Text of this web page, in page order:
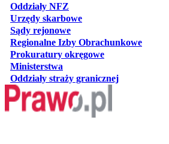
Oddziały NFZ
Urzędy skarboweotwiera się w nowej
Sądy rejonoweotwiera się w nowej
Regionalne Izby Obrachunkowe
Prokuratury okręgoweotwiera się w
Ministerstwa
Oddziały straży granicznejotwiera się